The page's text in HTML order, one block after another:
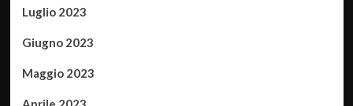
Luglio 2023
Giugno 2023
Maggio 2023